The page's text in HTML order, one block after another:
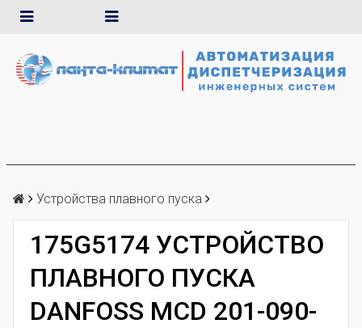
Устройства плавного пуска
175G5174 УСТРОЙСТВО
ПЛАВНОГО ПУСКА
DANFOSS MCD 201-090-